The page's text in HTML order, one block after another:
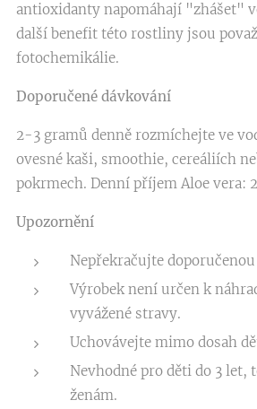
antioxidanty napomáhají "zhášet"
další benefit této rostliny jsou
fotochemikálie.
Doporučené dávkování
2-3 gramů denně rozmíchejte ve
ovesné kaši, smoothie, cereáliích
pokrmech. Denní příjem Aloe vera:
Upozornění
Nepřekračujte
Výrobek není určen k
vyvážené stravy.
Uchovávejte mimo dosah
Nevhodné pro děti do 3
ženám.